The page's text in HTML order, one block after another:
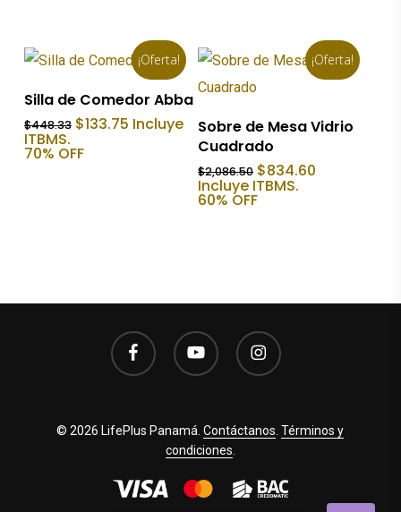
¡Oferta!
Añadir Al Carrito
Silla de Comedor Abba
$448.33 El
original
$133.75El
precio
Incluye
ITBMS.
70% OFF
¡Oferta!
Añadir Al Carrito
Sobre de Mesa Vidrio
Cuadrado
$2,086.50 El
precio
original
$834.60
Incluye ITBMS.
60% OFF
facebook youtube instagram
© 2026 LifePlus Panamá.Contáctanos .Términos y
condiciones